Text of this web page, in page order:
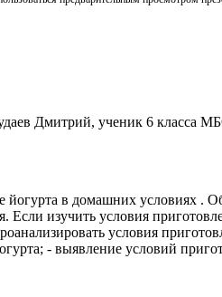
Дмитрий, ученик 6 класса
в домашних условиях .
изучить условия
условия
- выявление условий